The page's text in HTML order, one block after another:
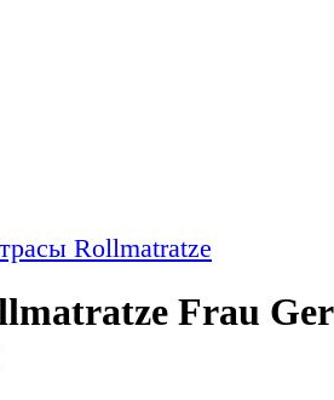
Rollmatratze
Frau